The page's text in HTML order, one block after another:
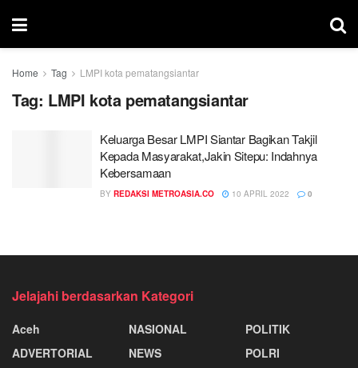
Home Tag LMPI kota pematangsiantar
Tag: LMPI kota pematangsiantar
Keluarga Besar LMPI Siantar Bagikan Takjil
Kepada Masyarakat,Jakin Sitepu: Indahnya
Kebersamaan
BY REDAKSI METROASIA.CO 10 APRIL 2022 0
Jelajahi berdasarkan Kategori
Aceh
ADVERTORIAL
NASIONAL
NEWS
POLITIK
POLRI